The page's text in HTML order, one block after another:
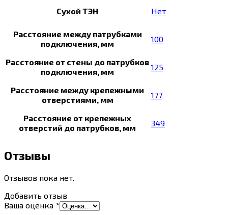
Сухой ТЭН Нет
Расстояние между патрубками
подключения, мм
100
Расстояние от стены до патрубков
подключения, мм
125
Расстояние между крепежными
отверстиями, мм
177
Расстояние от крепежных
отверстий до патрубков, мм
349
Отзывы
Отзывов пока нет.
Добавить отзыв
Ваша оценка *